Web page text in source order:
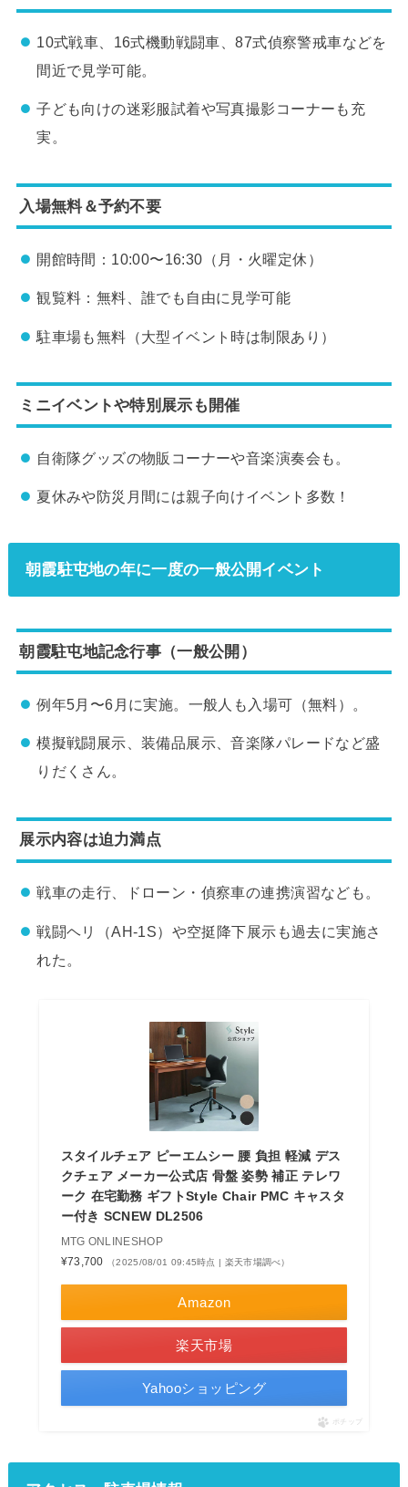
10式戦車、16式機動戦闘車、87式偵察警戒車などを
間近で見学可能。
子ども向けの迷彩服試着や写真撮影コーナーも充
実。
入場無料＆予約不要
開館時間：10:00〜16:30（月・火曜定休）
観覧料：無料、誰でも自由に見学可能
駐車場も無料（大型イベント時は制限あり）
ミニイベントや特別展示も開催
自衛隊グッズの物販コーナーや音楽演奏会も。
夏休みや防災月間には親子向けイベント多数！
朝霞駐屯地の年に一度の一般公開イベント
朝霞駐屯地記念行事（一般公開）
例年5月〜6月に実施。一般人も入場可（無料）。
模擬戦闘展示、装備品展示、音楽隊パレードなど盛
りだくさん。
展示内容は迫力満点
戦車の走行、ドローン・偵察車の連携演習なども。
戦闘ヘリ（AH-1S）や空挺降下展示も過去に実施さ
れた。
スタイルチェア ピーエムシー 腰 負担 軽減 デス
クチェア メーカー公式店 骨盤 姿勢 補正 テレワ
ーク 在宅勤務 ギフトStyle Chair PMC キャスタ
ー付き SCNEW DL2506
MTG ONLINESHOP
¥73,700
（2025/08/01 09:45時点 | 楽天市場調べ）
Amazon
楽天市場
Yahooショッピング
ポチップ